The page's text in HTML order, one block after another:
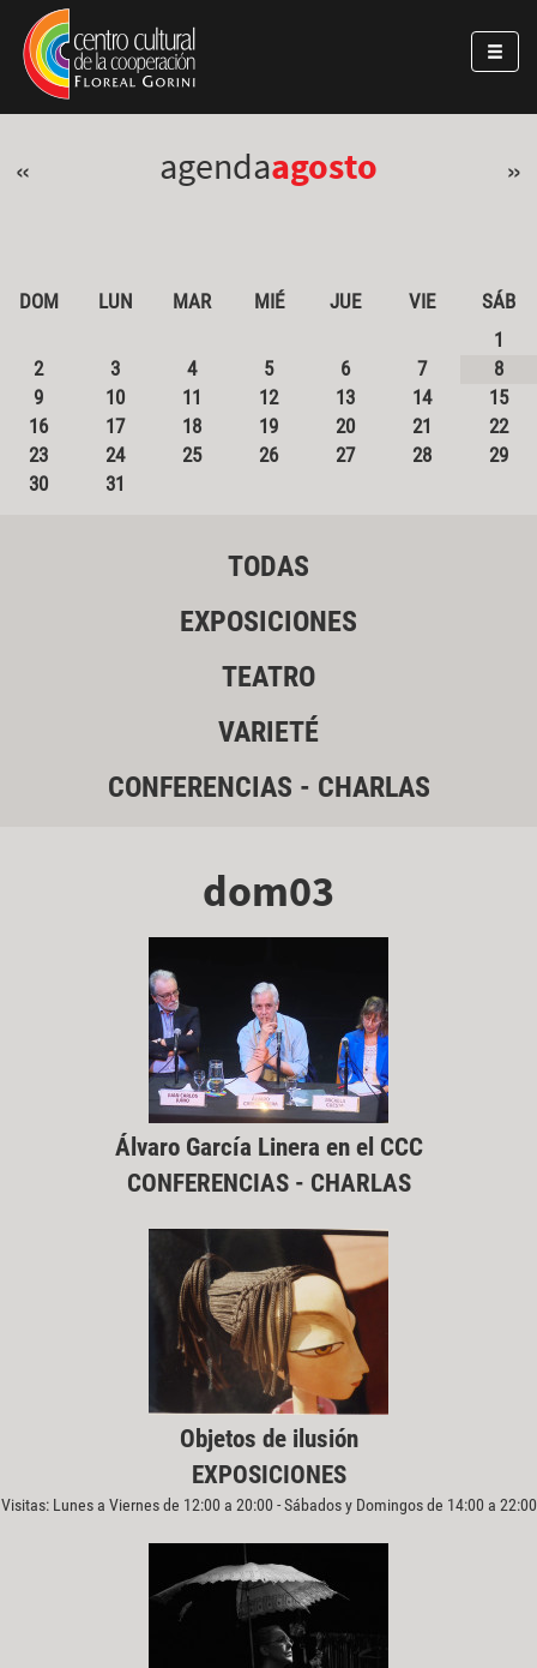
Pasar al contenido principal
Jump to main content
« agendaagosto »
DOM LUN MAR MIÉ JUE VIE
SÁB
1
2
3 4 5 6 7
8
9
10 11 12 13 14
15
16
17 18 19 20 21
22
23
24 25 26 27 28
29
30
31
TODAS
EXPOSICIONES
TEATRO
VARIETÉ
CONFERENCIAS - CHARLAS
dom03
Álvaro García Linera en el CCC
CONFERENCIAS - CHARLAS
Objetos de ilusión
EXPOSICIONES
Visitas: Lunes a Viernes de 12:00 a 20:00 - Sábados y Domingos de 14:00 a 22:00